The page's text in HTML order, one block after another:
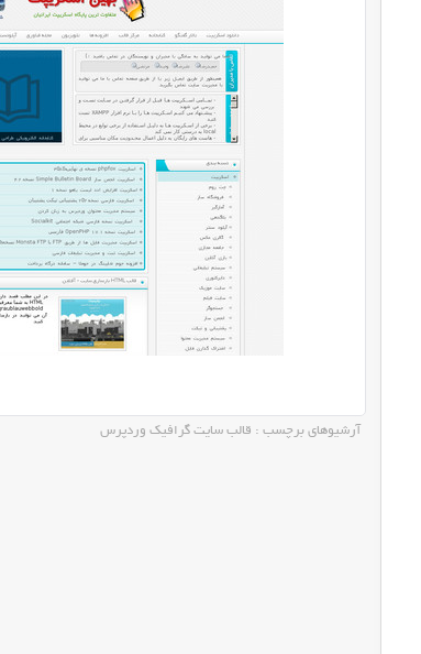
آرشیوهای برچسب : قالب سایت گرافیک وردپرس